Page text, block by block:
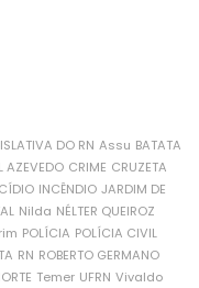
DO RN Assu BATATA
AZEVEDO CRIME CRUZETA
INCÊNDIO JARDIM DE
Nilda NÉLTER QUEIROZ
POLÍCIA POLÍCIA CIVIL
RN ROBERTO GERMANO
Temer UFRN Vivaldo